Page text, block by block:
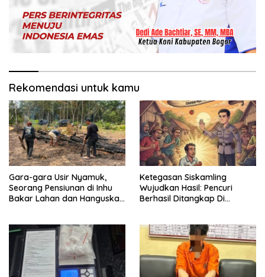
Rekomendasi untuk kamu
Gara-gara Usir Nyamuk,
Seorang Pensiunan di Inhu
Bakar Lahan dan Hanguskan
Ketegasan Siskamling
Wujudkan Hasil: Pencuri
Berhasil Ditangkap Di